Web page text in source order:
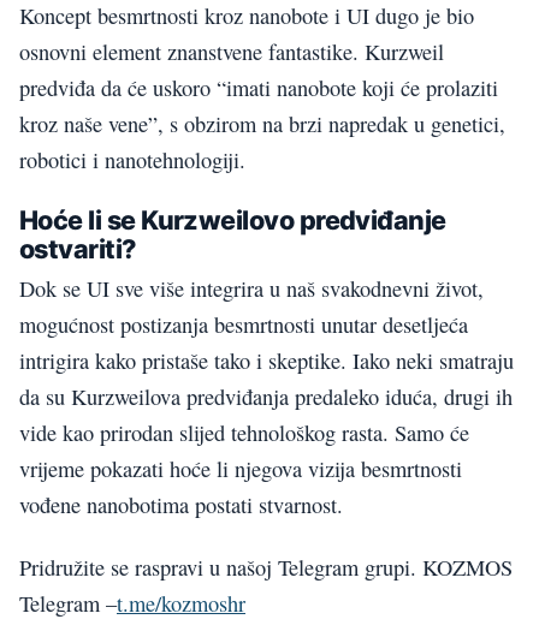
Koncept besmrtnosti kroz nanobote i UI dugo je bio
osnovni element znanstvene fantastike. Kurzweil
predviđa da će uskoro “imati nanobote koji će prolaziti
kroz naše vene”, s obzirom na brzi napredak u genetici,
robotici i nanotehnologiji.
Hoće li se Kurzweilovo predviđanje
ostvariti?
Dok se UI sve više integrira u naš svakodnevni život,
mogućnost postizanja besmrtnosti unutar desetljeća
intrigira kako pristaše tako i skeptike. Iako neki smatraju
da su Kurzweilova predviđanja predaleko iduća, drugi ih
vide kao prirodan slijed tehnološkog rasta. Samo će
vrijeme pokazati hoće li njegova vizija besmrtnosti
vođene nanobotima postati stvarnost.
Pridružite se raspravi u našoj Telegram grupi. KOZMOS
Telegram –t.me/kozmoshr